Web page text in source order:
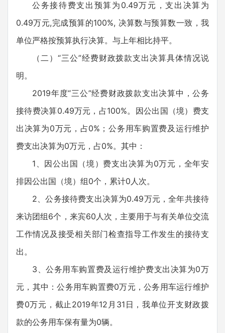
公务接待费支出预算为0.49万元，支出决算为
0.49万元,完成预算的100%, 决算数与预算数一致，我
单位严格按预算执行决算。与上年相比持平。
（二）“三公”经费财政拨款支出决算具体情况说
明。
2019年度“三公”经费财政拨款支出决算中，公务
接待费决算0.49万元，占100%。因公出国（境）费支
出决算为0万元，占0%；公务用车购置费及运行维护
费支出决算为0万元，占0%。其中：
1、因公出国（境）费支出决算为0万元，全年安
排因公出国（境）组0个，累计0人次。
2、公务接待费支出决算为0.49万元，全年共接待
来访团组6个，来宾60人次，主要用于与有关单位交流
工作情况及接受相关部门检查指导工作发生的接待支
出。
3、公务用车购置费及运行维护费支出决算为0万
元，其中：公务用车购置费0万元，公务用车运行维护
费0万元，截止2019年12月31日，我单位开支财政拨
款的公务用车保有量为0辆。